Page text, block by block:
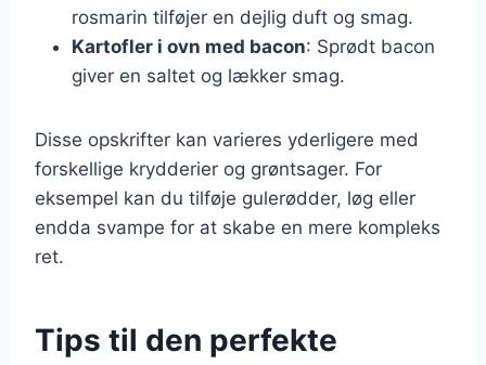
rosmarin tilføjer en dejlig duft og smag.
Kartofler i ovn med bacon: Sprødt bacon
giver en saltet og lækker smag.
Disse opskrifter kan varieres yderligere med
forskellige krydderier og grøntsager. For
eksempel kan du tilføje gulerødder, løg eller
endda svampe for at skabe en mere kompleks
ret.
Tips til den perfekte